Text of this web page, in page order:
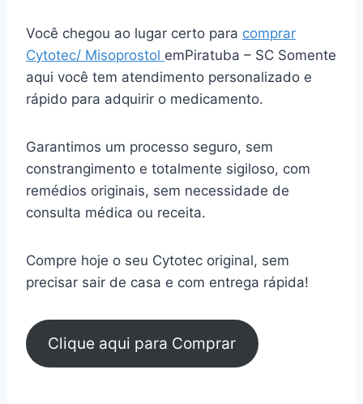
Você chegou ao lugar certo para comprar
Cytotec/ Misoprostol emPiratuba – SC Somente
aqui você tem atendimento personalizado e
rápido para adquirir o medicamento.
Garantimos um processo seguro, sem
constrangimento e totalmente sigiloso, com
remédios originais, sem necessidade de
consulta médica ou receita.
Compre hoje o seu Cytotec original, sem
precisar sair de casa e com entrega rápida!
Clique aqui para Comprar